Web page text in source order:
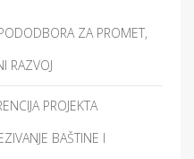
ZA PROMET,
RAZVOJ
PROJEKTA
BAŠTINE I